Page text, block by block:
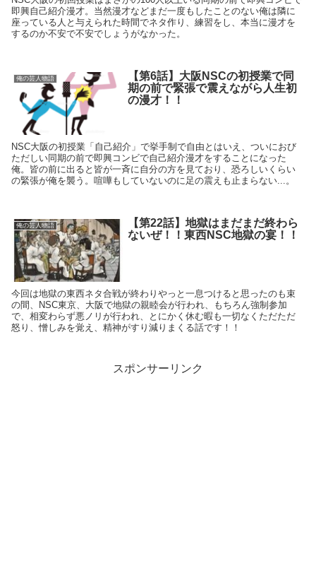
即興自己紹介漫才。当然漫才などまだ一度もしたことのない俺は隣に
座っている人と与えられた時間でネタ作り、練習をし、本当に漫才を
するのか不安で不安でしょうがなかった。
俺の芸人物語
【第6話】大阪NSCの初授業で同
期の前で緊張で震えながら人生初
の漫才！！
NSC大阪の初授業「自己紹介」で挙手制で自由とはいえ、ついにおび
ただしい同期の前で即興コンビで自己紹介漫才をすることになった
俺。皆の前に出ると皆が一斉に自分の方を見ており、恐ろしいくらい
の緊張が俺を襲う。喧嘩もしていないのに足の震えも止まらない...。
俺の芸人物語
【第22話】地獄はまだまだ終わら
ないぜ！！東西NSC地獄の宴！！
今回は地獄の東西ネタ合戦が終わりやっと一息つけると思ったのも束
の間、NSC東京、大阪で地獄の親睦会が行われ、もちろん強制参加
で、相変わらず悪ノリが行われ、とにかく休む暇も一切なくただただ
怒り、憎しみを覚え、精神がすり減りまくる話です！！
スポンサーリンク